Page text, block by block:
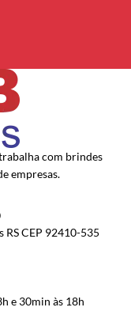
com brindes
empresas.
RS CEP 92410-535
e 30min às 18h